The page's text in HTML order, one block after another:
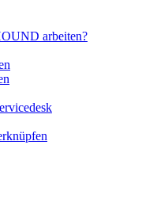
arbeiten?